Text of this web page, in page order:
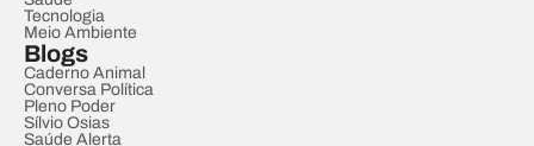
Tecnologia
Meio Ambiente
Blogs
Caderno Animal
Conversa Política
Pleno Poder
Sílvio Osias
Saúde Alerta